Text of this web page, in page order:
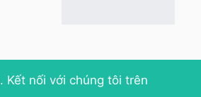
. Kết nối với chúng tôi trên